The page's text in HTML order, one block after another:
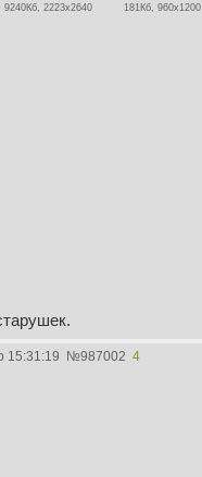
9240Кб, 2223x2640 181Кб, 960x1200
15:31:19 №987002 4